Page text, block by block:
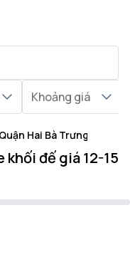
đếKhoảng giá
Hai Bà Trưng
khối đế giá 12-15